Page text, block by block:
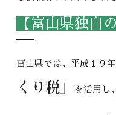
【富山県独自
富山県では、平成１９年
くり税」
を活用し、